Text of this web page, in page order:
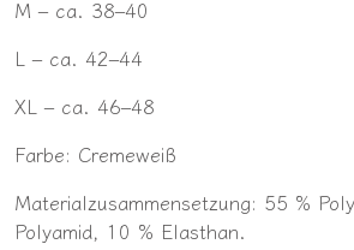
M – ca. 38–40
L – ca. 42–44
XL – ca. 46–48
Farbe: Cremeweiß
Materialzusammensetzung: 55 %
Polyamid, 10 % Elasthan.